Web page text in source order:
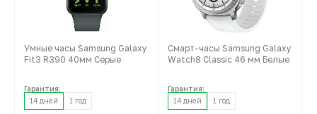
Умные часы Samsung Galaxy
Fit3 R390 40мм Серые
Гарантия:
14 дней
1 год
Смарт-часы Samsung Galaxy
Watch8 Classic 46 мм Белые
Гарантия:
14 дней
1 год